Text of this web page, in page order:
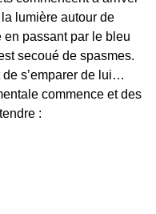
lumière autour de
en passant par le bleu
secoué de spasmes.
de s’emparer de lui…
commence et des
: